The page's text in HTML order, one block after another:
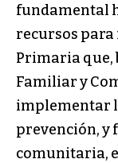
fundamental
recursos
Primaria que,
Familiar y
implementar
prevención, y
comunitaria,